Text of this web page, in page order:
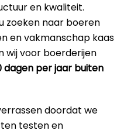
en kwaliteit.
zoeken naar boeren
en vakmanschap kaas
wij voor boerderijen
dagen per jaar buiten
doordat we
testen en